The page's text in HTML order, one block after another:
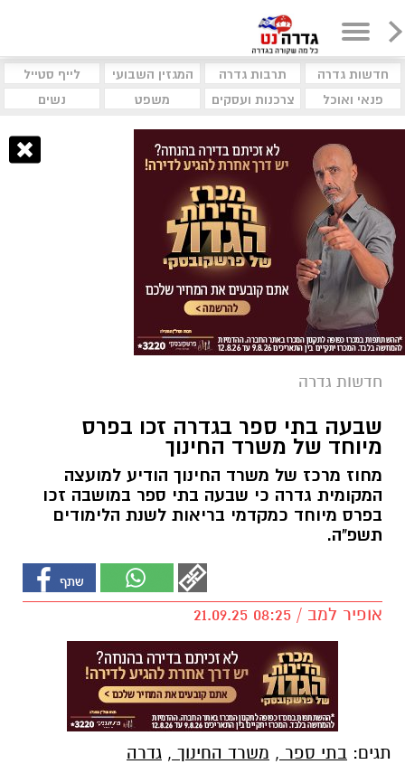
חדשות גדרה תרבות גדרה המגזין השבועי
לייף סטייל
פנאי ואוכל
צרכנות ועסקים משפט נשים
חדשות גדרה
שבעה בתי ספר בגדרה זכו בפרס
מיוחד של משרד החינוך
מחוז מרכז של משרד החינוך הודיע למועצה
המקומית גדרה כי שבעה בתי ספר במושבה זכו
בפרס מיוחד כמקדמי בריאות לשנת הלימודים
תשפ"ה.
אופיר למב / 08:25 21.09.25
תגים: בתי ספר , משרד החינוך , גדרה